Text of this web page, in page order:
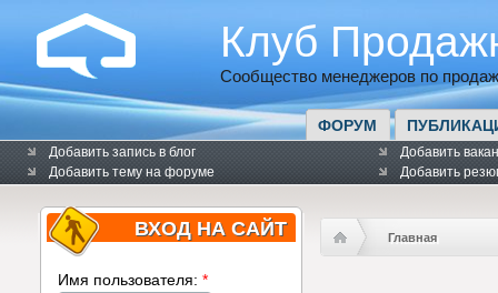
Клуб
Сообщество менеджеров по
ФОРУМ
Добавить запись в блог
Добавить тему на форуме
Добавить
Добавить
ВХОД НА САЙТ
Имя пользователя: *
Главная